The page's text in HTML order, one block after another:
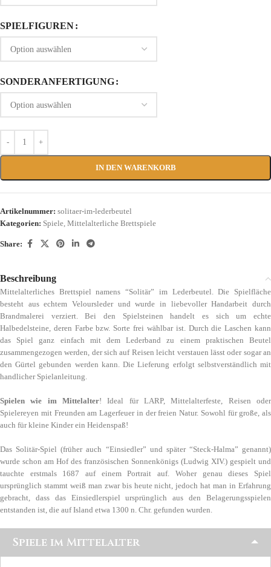
SPIELFIGUREN
SONDERANFERTIGUNG
IN DEN WARENKORB
Artikelnummer: solitaer-im-lederbeutel
Kategorien: Spiele, Mittelalterliche Brettspiele
Share:
Beschreibung
Mittelalterliches Brettspiel namens “Solitär” im Lederbeutel. Die Spielfläche
besteht aus echtem Veloursleder und wurde in liebevoller Handarbeit durch
Brandmalerei verziert. Bei den Spielsteinen handelt es sich um echte
Halbedelsteine, deren Farbe bzw. Sorte frei wählbar ist. Durch die Laschen kann
das Spiel ganz einfach mit dem Lederband zu einem praktischen Beutel
zusammengezogen werden, der sich auf Reisen leicht verstauen lässt oder sogar an
den Gürtel gebunden werden kann. Die Lieferung erfolgt selbstverständlich mit
handlicher Spielanleitung.
Spielen wie im Mittelalter! Ideal für LARP, Mittelalterfeste, Reisen oder
Spielereyen mit Freunden am Lagerfeuer in der freien Natur. Sowohl für große, als
auch für kleine Kinder ein Heidenspaß!
Das Solitär-Spiel (früher auch “Einsiedler” und später “Steck-Halma” genannt)
wurde schon am Hof des französischen Sonnenkönigs (Ludwig XIV.) gespielt und
tauchte erstmals 1687 auf einem Portrait auf. Woher genau dieses Spiel
ursprünglich stammt weiß man zwar bis heute nicht, jedoch hat man in Erfahrung
gebracht, dass das Einsiedlerspiel ursprünglich aus den Belagerungsspielen
entstanden ist, die auf Island etwa 1300 n. Chr. gefunden wurden.
Spiele im Mittelalter